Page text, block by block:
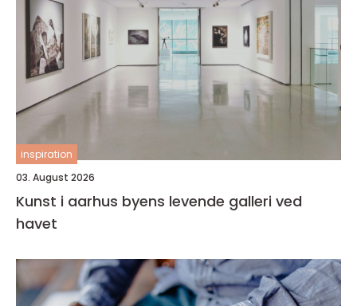
inspiration
03. August 2026
Kunst i aarhus byens levende galleri ved
havet